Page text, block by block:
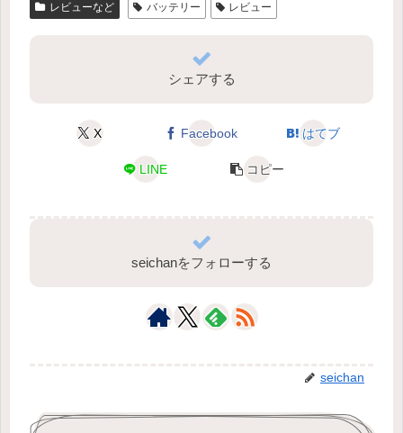
レビューなど バッテリー レビュー
シェアする
X Facebook はてブ
LINE コピー
seichanをフォローする
seichan